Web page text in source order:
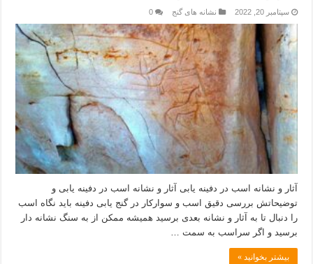
سپتامبر 20, 2022 نشانه های گنج 0
آثار و نشانه اسب در دفینه یابی آثار و نشانه اسب در دفینه یابی و
توضیحاتش بررسی دقیق اسب و سوارکار در گنج یابی دفینه باید نگاه اسب
را دنبال تا به آثار و نشانه بعدی برسید همیشه ممکن از به سنگ نشانه دار
برسید و اگر سراسب به سمت …
بیشتر بخوانید »